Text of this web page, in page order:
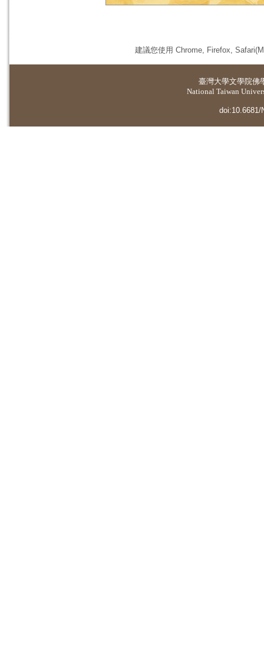
建議您使用 Chrome, Firefox,
臺灣大學文學院佛
National Taiwan
doi:10.6681/